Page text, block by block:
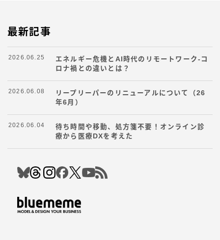
最新記事
エネルギー危機とAI時代のリモートワーク-コ
ロナ禍との違いとは？
2026.06.25
リープリーパーのリニューアルについて（26
年6月）
2026.06.08
待ち時間や移動、処方箋不要！オンライン診
療から医療DXを考えた
2026.06.04